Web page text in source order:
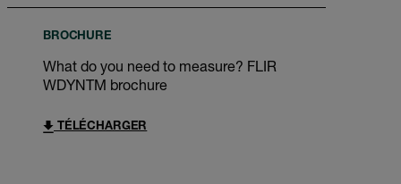
BROCHURE
What do you need to measure? FLIR
WDYNTM brochure
TÉLÉCHARGER